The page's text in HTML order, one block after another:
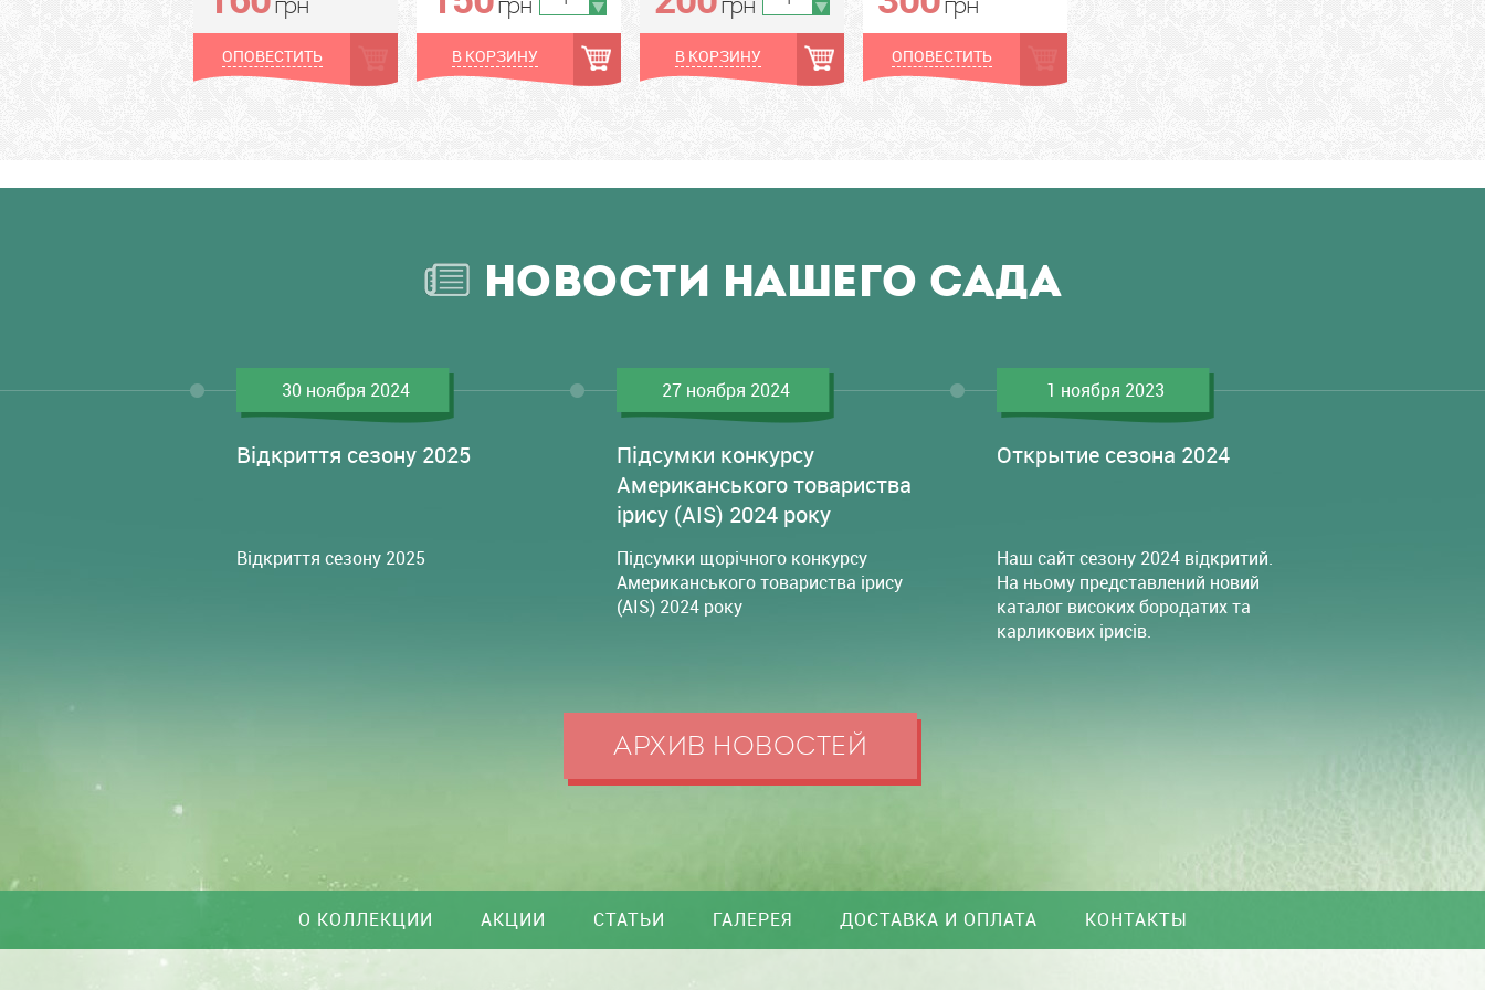
ОПОВЕСТИТЬ В КОРЗИНУ В КОРЗИНУ ОПОВЕСТИТЬ
НОВОСТИ НАШЕГО САДА
30 ноября 2024
Відкриття сезону 2025
Відкриття сезону 2025
27 ноября 2024
Підсумки конкурсу
Американського товариства
ірису (AIS) 2024 року
Підсумки щорічного конкурсу
Американського товариства ірису
(AIS) 2024 року
1 ноября 2023
Открытие сезона 2024
Наш сайт сезону 2024 відкритий.
На ньому представлений новий
каталог високих бородатих та
карликових ірисів.
АРХИВ НОВОСТЕЙ
О КОЛЛЕКЦИИ АКЦИИ СТАТЬИ ГАЛЕРЕЯ ДОСТАВКА И ОПЛАТА КОНТАКТЫ